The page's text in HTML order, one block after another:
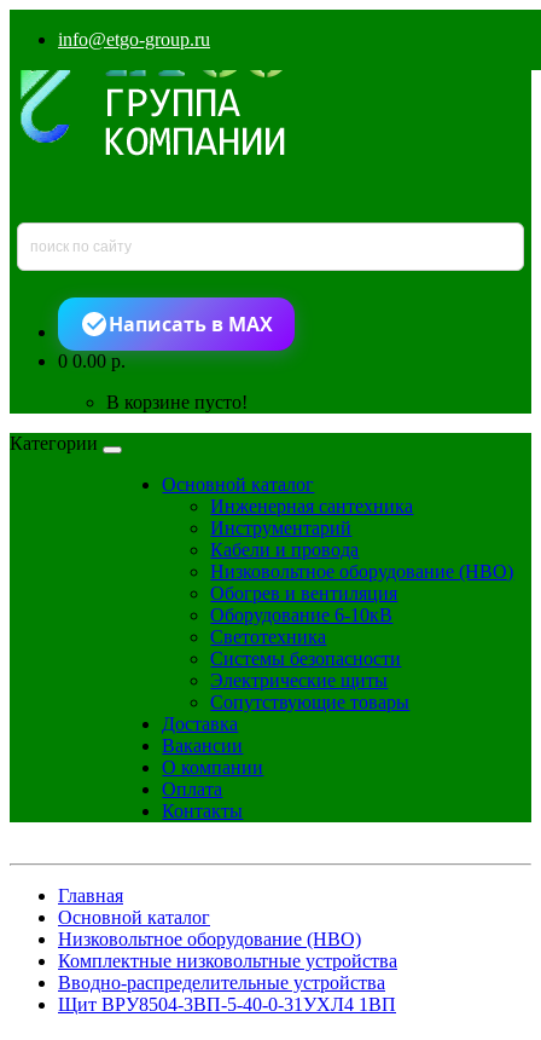
info@etgo-group.ru
Написать в MAX
00.00 р.
В корзине пусто!
Категории
Основной каталог
Инженерная сантехника
Инструментарий
Кабели и провода
Низковольтное оборудование (НВО)
Обогрев и вентиляция
Оборудование 6-10кВ
Светотехника
Системы безопасности
Электрические щиты
Сопутствующие товары
Доставка
Вакансии
О компании
Оплата
Контакты
Главная
Основной каталог
Низковольтное оборудование (НВО)
Комплектные низковольтные устройства
Вводно-распределительные устройства
Щит ВРУ8504-3ВП-5-40-0-31УХЛ4 1ВП